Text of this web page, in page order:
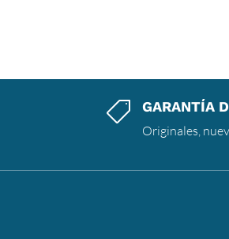
 GARANTÍA
Originales,